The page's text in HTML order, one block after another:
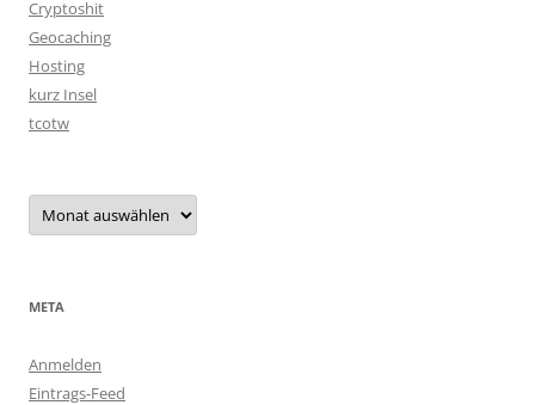
Cryptoshit
Geocaching
Hosting
kurz Insel
tcotw
Archiv
META
Anmelden
Eintrags-Feed